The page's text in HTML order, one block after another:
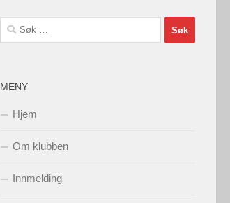
Søk
etter:
MENY
Hjem
Om klubben
Innmelding